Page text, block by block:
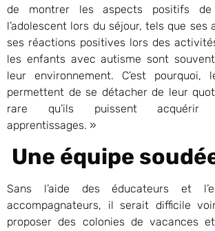
de montrer les aspects positifs de
l’adolescent lors du séjour, tels que ses
ses réactions positives lors des
les enfants avec autisme sont
leur environnement. C’est pourquoi,
permettent de se détacher de leur
rare qu’ils puissent acquérir
apprentissages. »
Une équipe
Sans l’aide des éducateurs et
accompagnateurs, il serait difficile
proposer des colonies de vacances